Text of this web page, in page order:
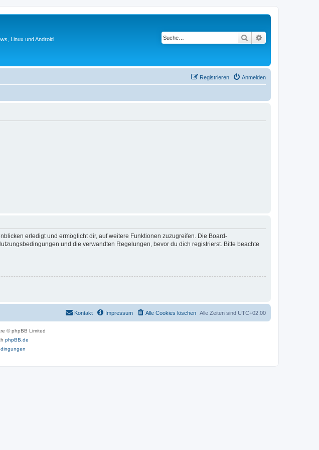
Linux und Android Suche
Anmelden
Registrieren
erledigt und ermöglicht dir, auf weitere Funktionen zuzugreifen. Die Board-
und die verwandten Regelungen, bevor du dich registrierst. Bitte beachte
Alle Zeiten sind UTC+02:00
Alle Cookies löschen
Impressum
Kontakt
© phpBB Limited
phpBB.de